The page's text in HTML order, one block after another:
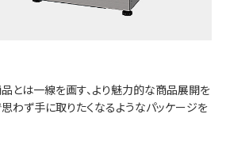
とは一線を画す、より魅力的な商品展開を
わず手に取りたくなるようなパッケージを
、食品表示に必要な内容はしっかりと伝え